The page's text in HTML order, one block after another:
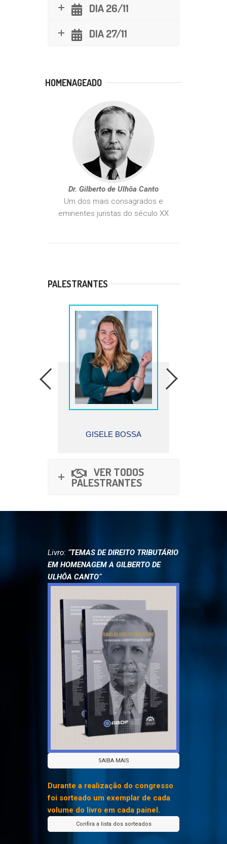
DIA 26/11
DIA 27/11
HOMENAGEADO
Dr. Gilberto de Ulhôa Canto
Um dos mais consagrados e
eminentes juristas do século XX
PALESTRANTES
PALESTRANTES
EM HOMENAGEM A GILBERTO DE
ULHÔA CANTO“
Durante a realização do congresso
foi sorteado um exemplar de cada
volume do livro em cada painel.
Confira a lista dos sorteados